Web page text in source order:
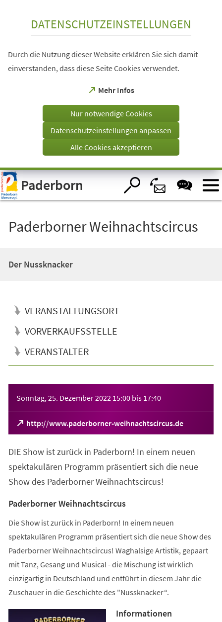
Visuelle
Assistenzsoftware
öffnen.
DATENSCHUTZEINSTELLUNGEN
Durch die Nutzung dieser Website erklären Sie sich damit
einverstanden, dass diese Seite Cookies verwendet.
Mehr Infos
(Öffnet
einem
Tab)
Nur notwendige Cookies
Datenschutzeinstellungen anpassen
Alle Cookies akzeptieren
Paderborn
Paderborner Weihnachtscircus
Der Nussknacker
VERANSTALTUNGSORT
VORVERKAUFSSTELLE
VERANSTALTER
Sonntag, 25. Dezember 2022 15:00 bis 17:40
http://www.paderborner-weihnachtscircus.de
(Öffnet
in
neuen
Tab)
DIE Show ist zurück in Paderborn! In einem neuen
spektakulären Programm präsentiert sich die neue
Show des Paderborner Weihnachtscircus!
Paderborner Weihnachtscircus
Die Show ist zurück in Paderborn! In einem neuen
spektakulären Programm präsentiert sich die neue Show des
Paderborner Weihnachtscircus! Waghalsige Artistik, gepaart
mit Tanz, Gesang und Musical - die Mischung ist wirklich
einzigartig in Deutschland und entführt in diesem Jahr die
Zuschauer in die Geschichte des "Nussknacker“.
Informationen